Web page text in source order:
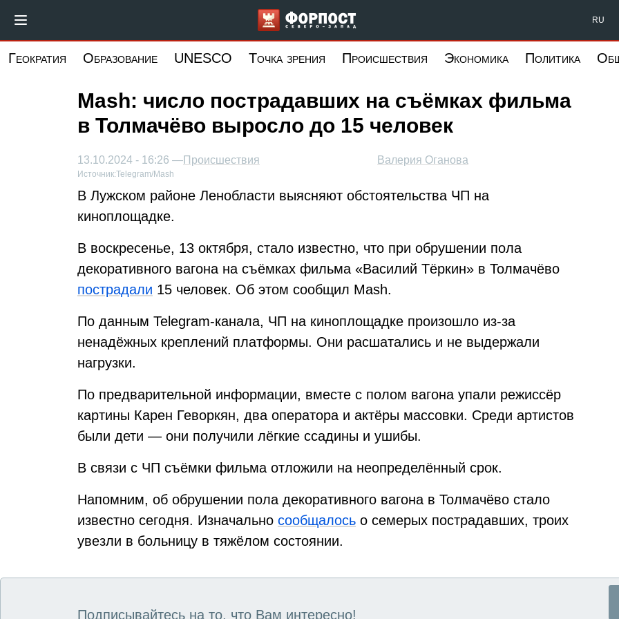
основному
Форпост Северо-Запад RU
Геократия Образование UNESCO Точка зрения Происшествия Экономика Политика
Mash: число пострадавших на съёмках фильма
в Толмачёво выросло до 15 человек
Валерия Оганова
13.10.2024 - 16:26 —Происшествия
Источник:Telegram/Mash
В Лужском районе Ленобласти выясняют обстоятельства ЧП на
киноплощадке.
В воскресенье, 13 октября, стало известно, что при обрушении пола
декоративного вагона на съёмках фильма «Василий Тёркин» в Толмачёво
пострадали 15 человек. Об этом сообщил Mash.
По данным Telegram-канала, ЧП на киноплощадке произошло из-за
ненадёжных креплений платформы. Они расшатались и не выдержали
нагрузки.
По предварительной информации, вместе с полом вагона упали режиссёр
картины Карен Геворкян, два оператора и актёры массовки. Среди артистов
были дети — они получили лёгкие ссадины и ушибы.
В связи с ЧП съёмки фильма отложили на неопределённый срок.
Напомним, об обрушении пола декоративного вагона в Толмачёво стало
известно сегодня. Изначально сообщалось о семерых пострадавших, троих
увезли в больницу в тяжёлом состоянии.
Подписывайтесь на то, что Вам интересно!